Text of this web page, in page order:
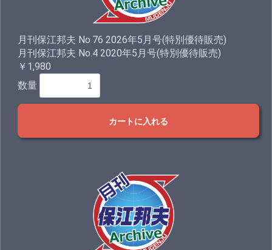
月刊保江邦夫 No.76 2026年5月号(特別優待販売)
月刊保江邦夫 No.4 2020年5月号(特別優待販売)
￥1,980
数量
カートに入れる